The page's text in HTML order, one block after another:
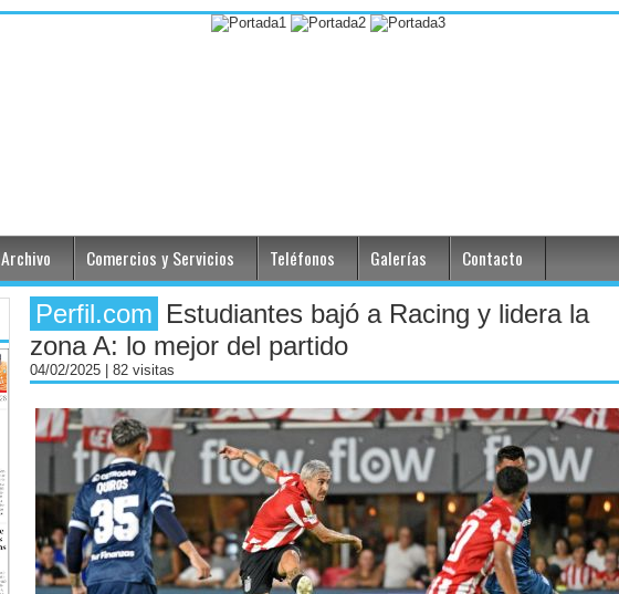
Archivo Comercios y Servicios Teléfonos Galerías Contacto
Perfil.com Estudiantes bajó a Racing y lidera la
zona A: lo mejor del partido
04/02/2025 | 82 visitas